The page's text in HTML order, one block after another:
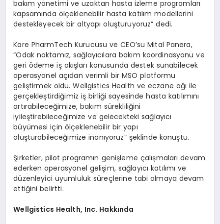
bakım yönetimi ve uzaktan hasta izleme programları
kapsamında ölçeklenebilir hasta katılım modellerini
destekleyecek bir altyapı oluşturuyoruz” dedi.
Kare PharmTech Kurucusu ve CEO’su Mital Panera,
“Odak noktamız, sağlayıcılara bakım koordinasyonu ve
geri ödeme iş akışları konusunda destek sunabilecek
operasyonel açıdan verimli bir MSO platformu
geliştirmek oldu. Wellgistics Health ve eczane ağı ile
gerçekleştirdiğimiz iş birliği sayesinde hasta katılımını
artırabileceğimize, bakım sürekliliğini
iyileştirebileceğimize ve gelecekteki sağlayıcı
büyümesi için ölçeklenebilir bir yapı
oluşturabileceğimize inanıyoruz” şeklinde konuştu.
Şirketler, pilot programın genişleme çalışmaları devam
ederken operasyonel gelişim, sağlayıcı katılımı ve
düzenleyici uyumluluk süreçlerine tabi olmaya devam
ettiğini belirtti.
Wellgistics Health, Inc. Hakkında